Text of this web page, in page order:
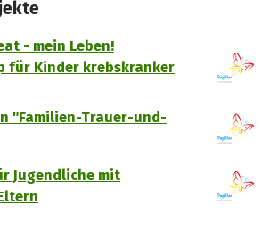
- mein Leben!
für Kinder krebskranker
"Familien-Trauer-und-
Jugendliche mit